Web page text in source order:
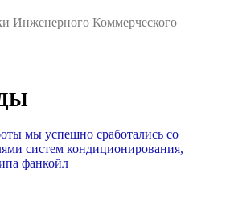
Инженерного Коммерческого
мы успешно сработались со
систем кондиционирования,
фанкойл